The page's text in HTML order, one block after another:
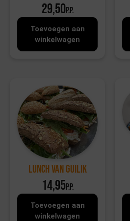
29,50p.p.
Toevoegen aan
winkelwagen
Lunch van Guilik
14,95p.p.
Toevoegen aan
winkelwagen